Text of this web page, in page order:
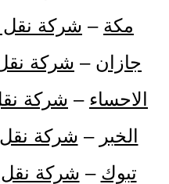
مكة – شركة
جازان – شركة
الاحساء – شركة
الخبر – شركة
تبوك – شركة